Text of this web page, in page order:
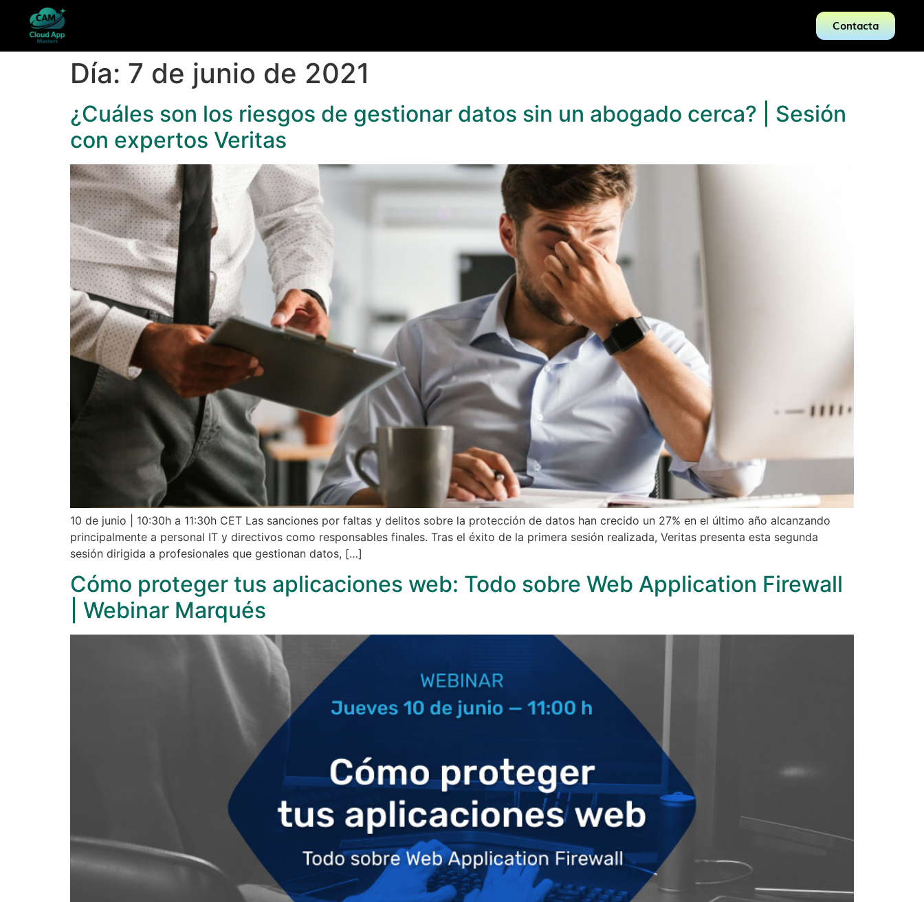
Contacta
Día: 7 de junio de 2021
¿Cuáles son los riesgos de gestionar datos sin un abogado cerca? | Sesión
con expertos Veritas
10 de junio | 10:30h a 11:30h CET Las sanciones por faltas y delitos sobre la protección de datos han crecido un 27% en el último año alcanzando
principalmente a personal IT y directivos como responsables finales. Tras el éxito de la primera sesión realizada, Veritas presenta esta segunda
sesión dirigida a profesionales que gestionan datos, […]
Cómo proteger tus aplicaciones web: Todo sobre Web Application Firewall
| Webinar Marqués